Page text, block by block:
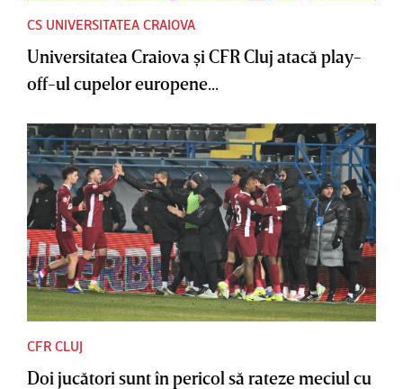
CS UNIVERSITATEA CRAIOVA
Universitatea Craiova şi CFR Cluj atacă play-
off-ul cupelor europene...
CFR CLUJ
Doi jucători sunt în pericol să rateze meciul cu